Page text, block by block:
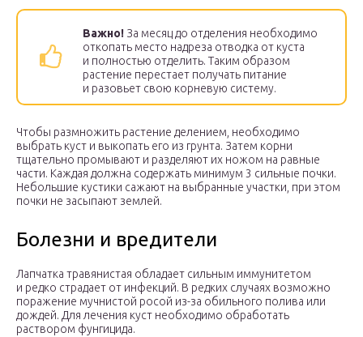
Важно! За месяц до отделения необходимо
откопать место надреза отводка от куста
и полностью отделить. Таким образом
растение перестает получать питание
и разовьет свою корневую систему.
Чтобы размножить растение делением, необходимо
выбрать куст и выкопать его из грунта. Затем корни
тщательно промывают и разделяют их ножом на равные
части. Каждая должна содержать минимум 3 сильные почки.
Небольшие кустики сажают на выбранные участки, при этом
почки не засыпают землей.
Болезни и вредители
Лапчатка травянистая обладает сильным иммунитетом
и редко страдает от инфекций. В редких случаях возможно
поражение мучнистой росой из-за обильного полива или
дождей. Для лечения куст необходимо обработать
раствором фунгицида.